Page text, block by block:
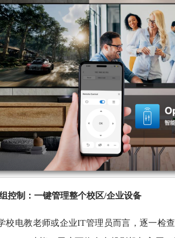
控制：一键管理整个校区/企业设备
电教老师或企业IT管理员而言，逐一检查